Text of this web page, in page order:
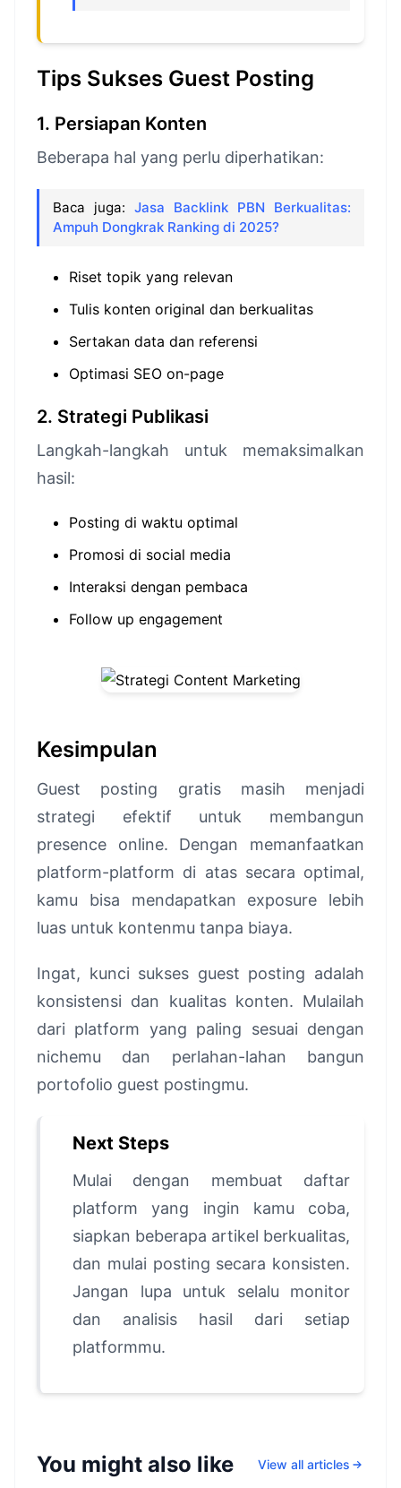
Tips Sukses Guest Posting
1. Persiapan Konten
Beberapa hal yang perlu diperhatikan:
Baca juga: Jasa Backlink PBN Berkualitas:
Ampuh Dongkrak Ranking di 2025?
Riset topik yang relevan
Tulis konten original dan berkualitas
Sertakan data dan referensi
Optimasi SEO on-page
2. Strategi Publikasi
Langkah-langkah untuk memaksimalkan
hasil:
Posting di waktu optimal
Promosi di social media
Interaksi dengan pembaca
Follow up engagement
Kesimpulan
Guest posting gratis masih menjadi
strategi efektif untuk membangun
presence online. Dengan memanfaatkan
platform-platform di atas secara optimal,
kamu bisa mendapatkan exposure lebih
luas untuk kontenmu tanpa biaya.
Ingat, kunci sukses guest posting adalah
konsistensi dan kualitas konten. Mulailah
dari platform yang paling sesuai dengan
nichemu dan perlahan-lahan bangun
portofolio guest postingmu.
Next Steps
Mulai dengan membuat daftar
platform yang ingin kamu coba,
siapkan beberapa artikel berkualitas,
dan mulai posting secara konsisten.
Jangan lupa untuk selalu monitor
dan analisis hasil dari setiap
platformmu.
You might also like View all articles